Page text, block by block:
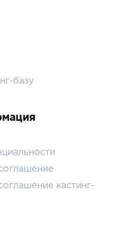
базу
кастинг-